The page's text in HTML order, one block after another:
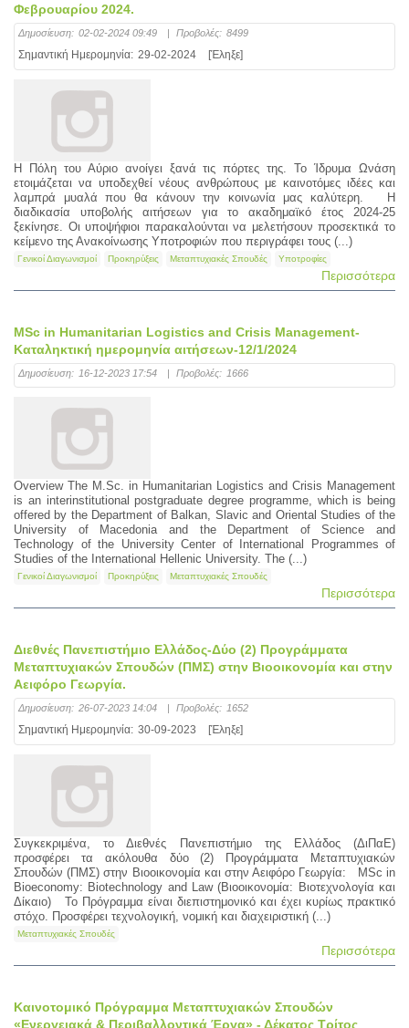
Φεβρουαρίου 2024.
Δημοσίευση: 02-02-2024 09:49 | Προβολές: 8499
Σημαντική Ημερομηνία: 29-02-2024 [Έληξε]
Η Πόλη του Αύριο ανοίγει ξανά τις πόρτες της. Το Ίδρυμα Ωνάση
ετοιμάζεται να υποδεχθεί νέους ανθρώπους με καινοτόμες ιδέες και
λαμπρά μυαλά που θα κάνουν την κοινωνία μας καλύτερη. Η
διαδικασία υποβολής αιτήσεων για το ακαδημαϊκό έτος 2024-25
ξεκίνησε. Οι υποψήφιοι παρακαλούνται να μελετήσουν προσεκτικά το
κείμενο της Ανακοίνωσης Υποτροφιών που περιγράφει τους (...)
Γενικοί Διαγωνισμοί Προκηρύξεις Μεταπτυχιακές Σπουδές Υποτροφίες
Περισσότερα
MSc in Humanitarian Logistics and Crisis Management-
Καταληκτική ημερομηνία αιτήσεων-12/1/2024
Δημοσίευση: 16-12-2023 17:54 | Προβολές: 1666
Overview The M.Sc. in Humanitarian Logistics and Crisis Management
is an interinstitutional postgraduate degree programme, which is being
offered by the Department of Balkan, Slavic and Oriental Studies of the
University of Macedonia and the Department of Science and
Technology of the University Center of International Programmes of
Studies of the International Hellenic University. The (...)
Γενικοί Διαγωνισμοί Προκηρύξεις Μεταπτυχιακές Σπουδές
Περισσότερα
Διεθνές Πανεπιστήμιο Ελλάδος-Δύο (2) Προγράμματα
Μεταπτυχιακών Σπουδών (ΠΜΣ) στην Βιοοικονομία και στην
Αειφόρο Γεωργία.
Δημοσίευση: 26-07-2023 14:04 | Προβολές: 1652
Σημαντική Ημερομηνία: 30-09-2023 [Έληξε]
Συγκεκριμένα, το Διεθνές Πανεπιστήμιο της Ελλάδος (ΔιΠαΕ)
προσφέρει τα ακόλουθα δύο (2) Προγράμματα Μεταπτυχιακών
Σπουδών (ΠΜΣ) στην Βιοοικονομία και στην Αειφόρο Γεωργία: MSc in
Bioeconomy: Biotechnology and Law (Βιοοικονομία: Βιοτεχνολογία και
Δίκαιο) Το Πρόγραμμα είναι διεπιστημονικό και έχει κυρίως πρακτικό
στόχο. Προσφέρει τεχνολογική, νομική και διαχειριστική (...)
Μεταπτυχιακές Σπουδές
Περισσότερα
Καινοτομικό Πρόγραμμα Μεταπτυχιακών Σπουδών
«Ενεργειακά & Περιβαλλοντικά Έργα» - Δέκατος Τρίτος